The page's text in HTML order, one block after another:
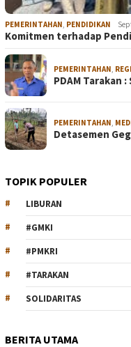
PEMERINTAHAN PENDIDIKAN
Komitmen terhadap
PEMERINTAHAN
PDAM Tarakan
PEMERINTAHAN
Detasemen
TOPIK POPULER
LIBURAN
#GMKI
#PMKRI
#TARAKAN
SOLIDARITAS
BERITA UTAMA